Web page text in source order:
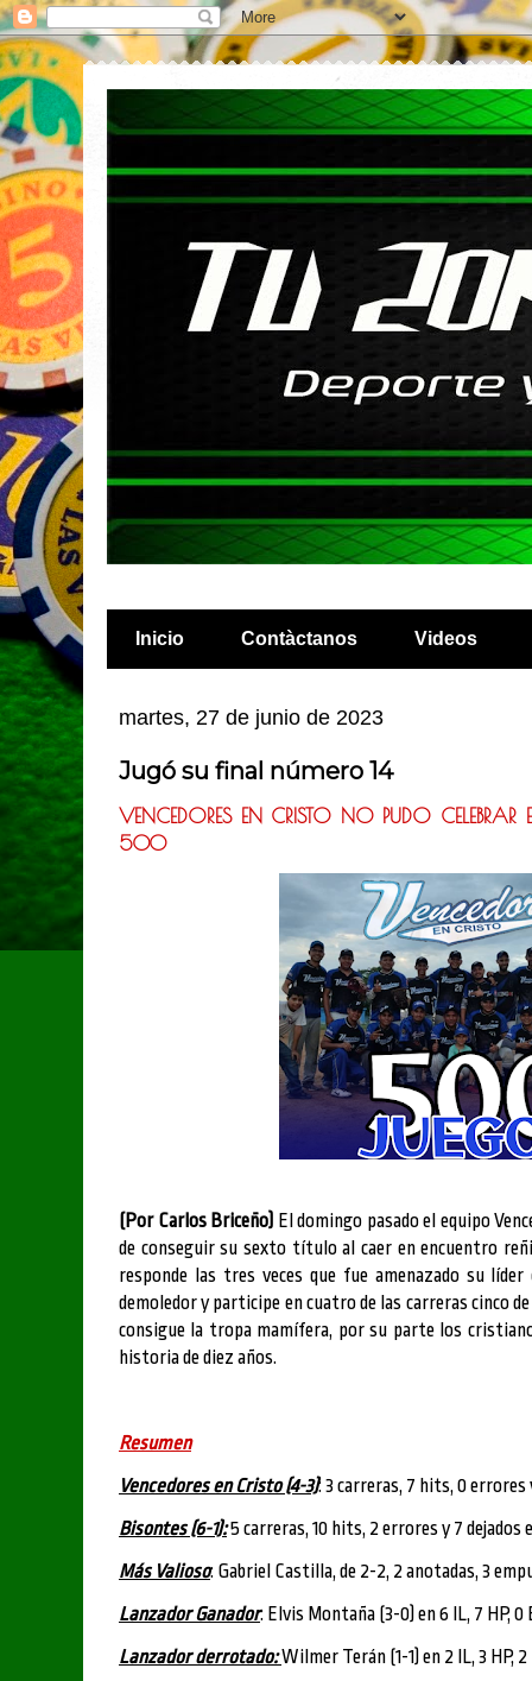
Inicio Contàctanos Videos
martes, 27 de junio de 2023
Jugó su final número 14
VENCEDORES EN CRISTO NO PUDO
500
(Por Carlos Briceño) El domingo pasado el equipo
de conseguir su sexto título al caer en encuentro
responde las tres veces que fue amenazado su
demoledor y participe en cuatro de las carreras cinco
consigue la tropa mamífera, por su parte los
historia de diez años.
Resumen
Vencedores en Cristo (4-3): 3 carreras, 7 hits, 0 errores
Bisontes (6-1):5 carreras, 10 hits, 2 errores y 7 dejados
Más Valioso: Gabriel Castilla, de 2-2, 2 anotadas, 3
Lanzador Ganador: Elvis Montaña (3-0) en 6 IL, 7 HP, 0
Lanzador derrotado:Wilmer Terán (1-1) en 2 IL, 3 HP, 2